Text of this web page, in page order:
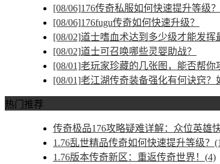
[08/06]176传奇私服如何快速提升等级？
[08/06]176fugu传奇如何快速升级？
[08/02]道士嗜血术达到多少级才能发挥
[08/02]道士可召唤哪些灵婴助战？
[08/01]老玩家珍藏的几张图，能否帮你
[08/01]老江湖传奇装备强化有何诀窍？
热门推荐
传奇极品176攻略疑难详解：众位英雄
1.76乱世精品传奇如何快速提升等级？
1.76版本传奇新区：重返传奇世界！(4)